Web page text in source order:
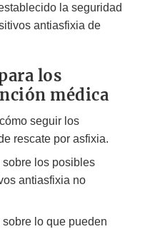
la seguridad
antiasfixia de
los
médica
seguir los
rescate por asfixia.
los posibles
antiasfixia no
lo que pueden